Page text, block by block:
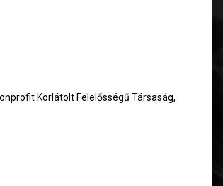
Korlátolt Felelősségű Társaság,